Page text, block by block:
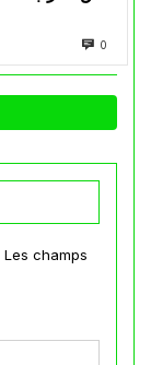
0
Les champs